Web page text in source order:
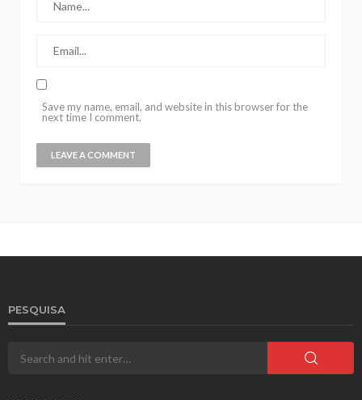
Save my name, email, and website in this browser for the
next time I comment.
PESQUISA